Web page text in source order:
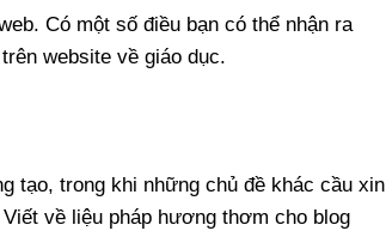
Có một số điều bạn có thể nhận ra
website về giáo dục.
tạo, trong khi những chủ đề khác cầu xin
về liệu pháp hương thơm cho blog